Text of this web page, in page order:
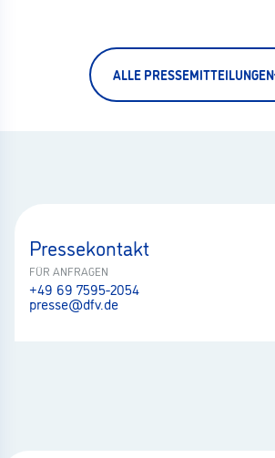
ALLE PRESSEMITTEILUNGEN
Pressekontakt
FÜR ANFRAGEN
+49 69 7595-2054
presse@dfv.de